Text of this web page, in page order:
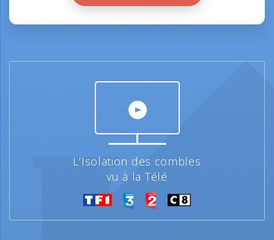
L'Isolation des combles
vu à la Télé